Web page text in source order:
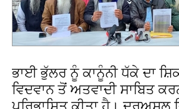
ਭਾਈ ਭੁੱਲਰ ਨੂੰ ਕਾਨੂੰਨੀ ਧੱਕੇ ਦਾ
ਵਿਦਵਾਨ ਤੋਂ ਅਤਵਾਦੀ ਸਾਬਿਤ